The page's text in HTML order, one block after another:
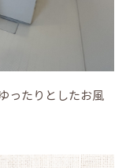
ったりとしたお風